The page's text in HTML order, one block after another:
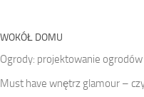
WOKÓŁ DOMU
Ogrody: projektowanie ogrodów
Must have wnętrz glamour –